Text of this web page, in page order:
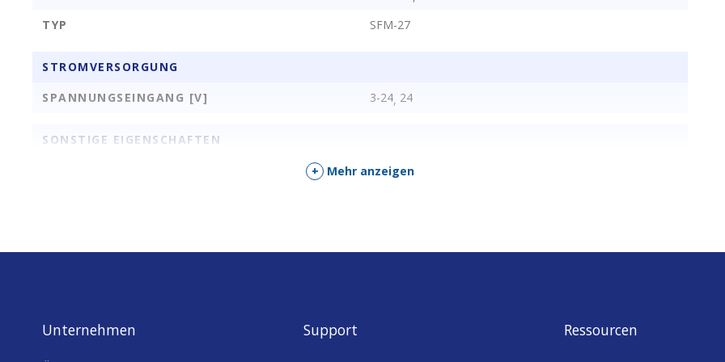
TYP
SFM-27
STROMVERSORGUNG
SPANNUNGSEINGANG [V]
3-24, 24
SONSTIGE EIGENSCHAFTEN
Buzzer
+ Mehr anzeigen
Unternehmen Support Ressourcen